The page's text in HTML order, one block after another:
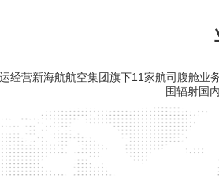
经营新海航航空集团旗下11家航司腹舱
围辐射国